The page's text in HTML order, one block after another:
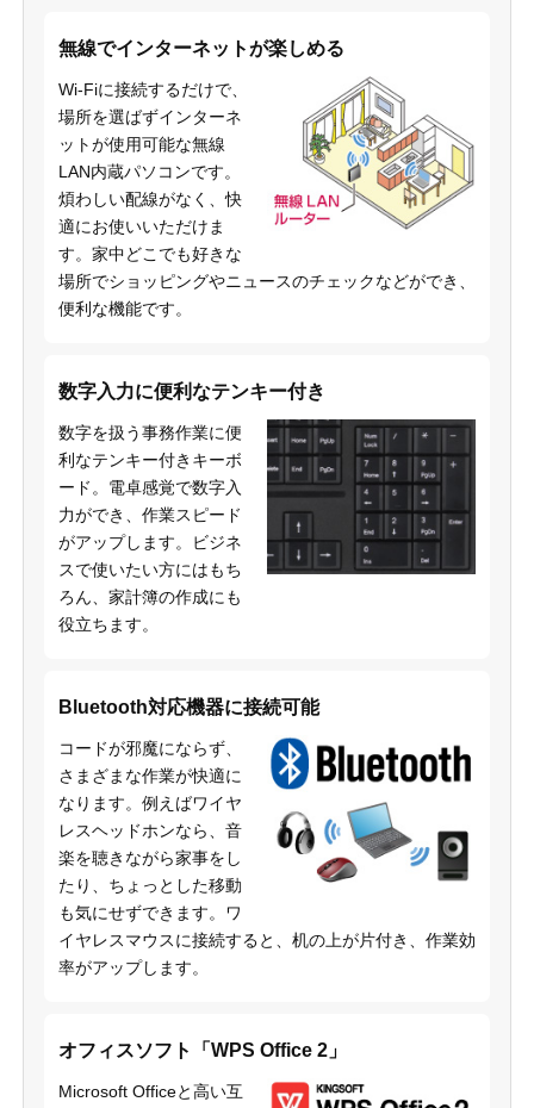
無線でインターネットが楽しめる
Wi-Fiに接続するだけで、
場所を選ばずインターネ
ットが使用可能な無線
LAN内蔵パソコンです。
煩わしい配線がなく、快
適にお使いいただけま
す。家中どこでも好きな
場所でショッピングやニュースのチェックなどができ、
便利な機能です。
数字入力に便利なテンキー付き
数字を扱う事務作業に便
利なテンキー付きキーボ
ード。電卓感覚で数字入
力ができ、作業スピード
がアップします。ビジネ
スで使いたい方にはもち
ろん、家計簿の作成にも
役立ちます。
Bluetooth対応機器に接続可能
コードが邪魔にならず、
さまざまな作業が快適に
なります。例えばワイヤ
レスヘッドホンなら、音
楽を聴きながら家事をし
たり、ちょっとした移動
も気にせずできます。ワ
イヤレスマウスに接続すると、机の上が片付き、作業効
率がアップします。
オフィスソフト「WPS Office 2」
Microsoft Officeと高い互